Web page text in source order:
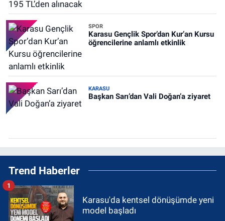
SPOR
Karasu Gençlik Spor’dan Kur’an Kursu
öğrencilerine anlamlı etkinlik
KARASU
Başkan Sarı’dan Vali Doğan’a ziyaret
Trend Haberler
Karasu'da kentsel dönüşümde yeni
model başladı
1